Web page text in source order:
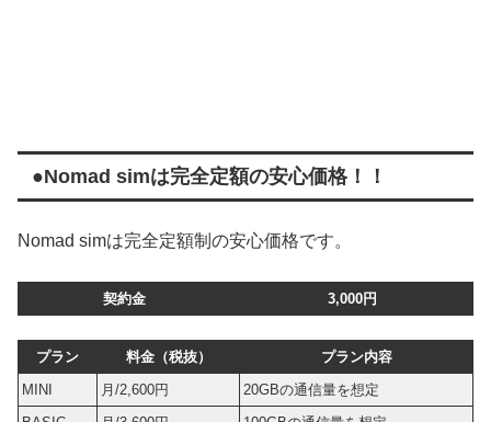
●Nomad simは完全定額の安心価格！！
Nomad simは完全定額制の安心価格です。
契約金 3,000円
プラン 料金（税抜）
プラン内容
MINI
月/2,600円
20GBの通信量を想定